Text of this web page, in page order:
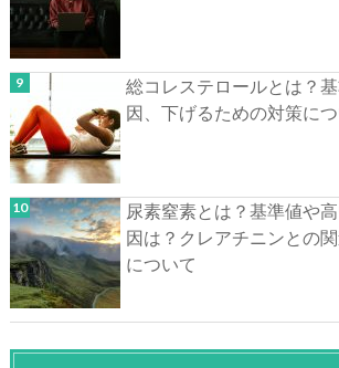
総コレステロールとは？
因、下げるための対策に
尿素窒素とは？基準値や
因は？クレアチニンとの
について